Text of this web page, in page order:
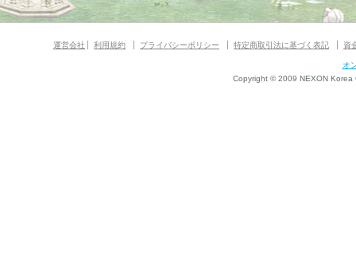
運営会社 利用規約 プライバシーポリシー 特定商取引法に基づく表記 資
オ
Copyright © 2009 NEXON Korea